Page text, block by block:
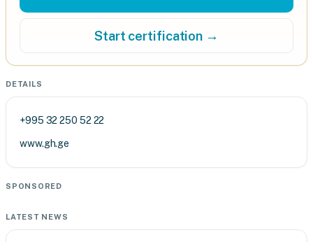
Start certification →
DETAILS
+995 32 250 52 22
www.gh.ge
SPONSORED
LATEST NEWS